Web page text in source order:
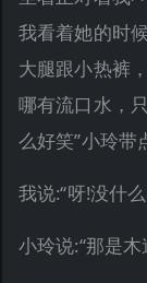
我看着她的时
大腿跟小热裤
哪有流口水，
么好笑”小玲带
我说:“呀!没什
小玲说:“那是